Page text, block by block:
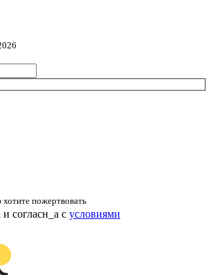
пожертвовать
согласн_а c условиями